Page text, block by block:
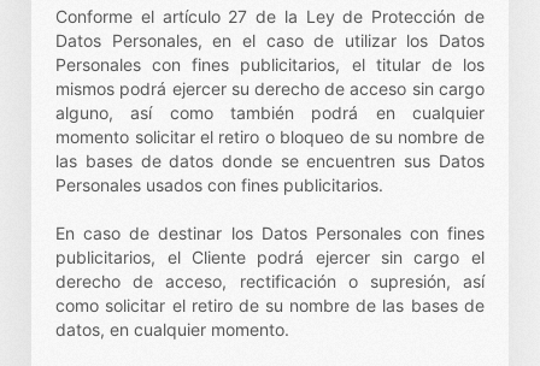
Conforme el artículo 27 de la Ley de Protección de
Datos Personales, en el caso de utilizar los Datos
Personales con fines publicitarios, el titular de los
mismos podrá ejercer su derecho de acceso sin cargo
alguno, así como también podrá en cualquier
momento solicitar el retiro o bloqueo de su nombre de
las bases de datos donde se encuentren sus Datos
Personales usados con fines publicitarios.
En caso de destinar los Datos Personales con fines
publicitarios, el Cliente podrá ejercer sin cargo el
derecho de acceso, rectificación o supresión, así
como solicitar el retiro de su nombre de las bases de
datos, en cualquier momento.